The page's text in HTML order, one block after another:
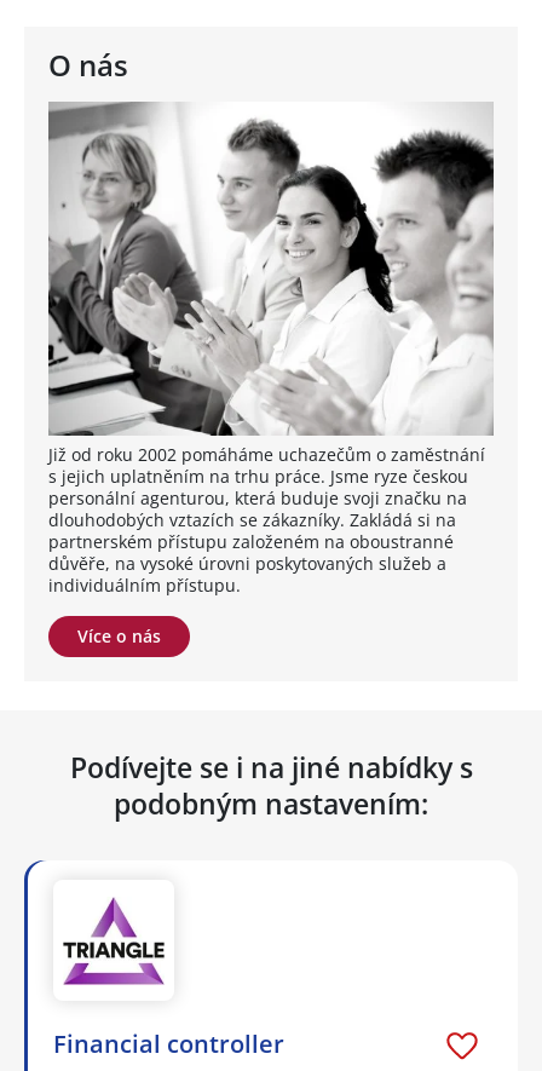
O nás
Již od roku 2002 pomáháme uchazečům o zaměstnání
s jejich uplatněním na trhu práce. Jsme ryze českou
personální agenturou, která buduje svoji značku na
dlouhodobých vztazích se zákazníky. Zakládá si na
partnerském přístupu založeném na oboustranné
důvěře, na vysoké úrovni poskytovaných služeb a
individuálním přístupu.
Více o nás
Podívejte se i na jiné nabídky s
podobným nastavením:
Financial controller